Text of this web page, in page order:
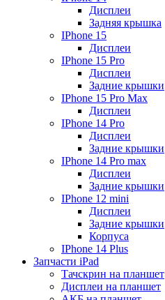
Дисплеи
Задняя крышка
IPhone 15
Дисплеи
IPhone 15 Pro
Дисплеи
Задние крышки
IPhone 15 Pro Max
Дисплеи
IPhone 14 Pro
Дисплеи
Задние крышки
IPhone 14 Pro max
Дисплеи
Задние крышки
IPhone 12 mini
Дисплеи
Задние крышки
Корпуса
IPhone 14 Plus
Запчасти iPad
Тачскрин на планшет
Дисплеи на планшет